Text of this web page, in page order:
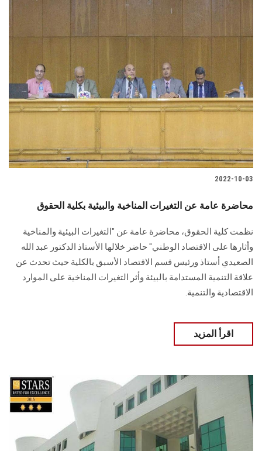
الإعلام
تواصل معنا
الطلاب
الدراسات العليا
الزائـرون
سجل الان
2022-10-03
محاضرة عامة عن التغيرات المناخية والبيئية بكلية الحقوق
نظمت كلية الحقوق، محاضرة عامة عن "التغيرات البيئية والمناخية
وأثارها على الاقتصاد الوطني" حاضر خلالها الأستاذ الدكتور عبد الله
الصعيدي أستاذ ورئيس قسم الاقتصاد الأسبق بالكلية حيث تحدث عن
علاقة التنمية المستدامة بالبيئة وأثر التغيرات المناخية على الموارد
الاقتصادية والتنمية.
اقرأ المزيد